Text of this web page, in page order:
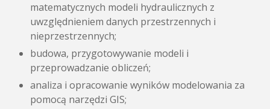
matematycznych modeli hydraulicznych z
uwzględnieniem danych przestrzennych i
nieprzestrzennych;
budowa, przygotowywanie modeli i
przeprowadzanie obliczeń;
analiza i opracowanie wyników modelowania za
pomocą narzędzi GIS;